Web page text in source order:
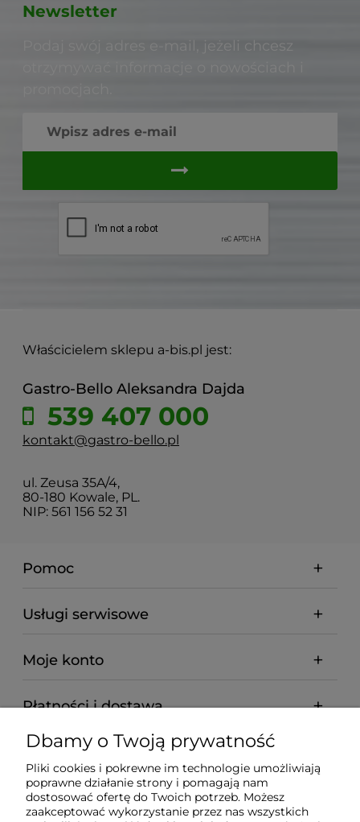
Newsletter
Podaj swój adres e-mail, jeżeli chcesz
Właścicielem sklepu a-bis.pl jest:
Gastro-Bello Aleksandra Dajda
539 407 000
kontakt@gastro-bello.pl
ul. Zeusa 35A/4,
80-180 Kowale, PL.
NIP: 561 156 52 31
Pomoc
Usługi serwisowe
Moje konto
Płatności i dostawa
Informacje
O nas
Dbamy o Twoją prywatność
Pliki cookies i pokrewne im technologie umożliwiają
poprawne działanie strony i pomagają nam
dostosować ofertę do Twoich potrzeb. Możesz
zaakceptować wykorzystanie przez nas wszystkich